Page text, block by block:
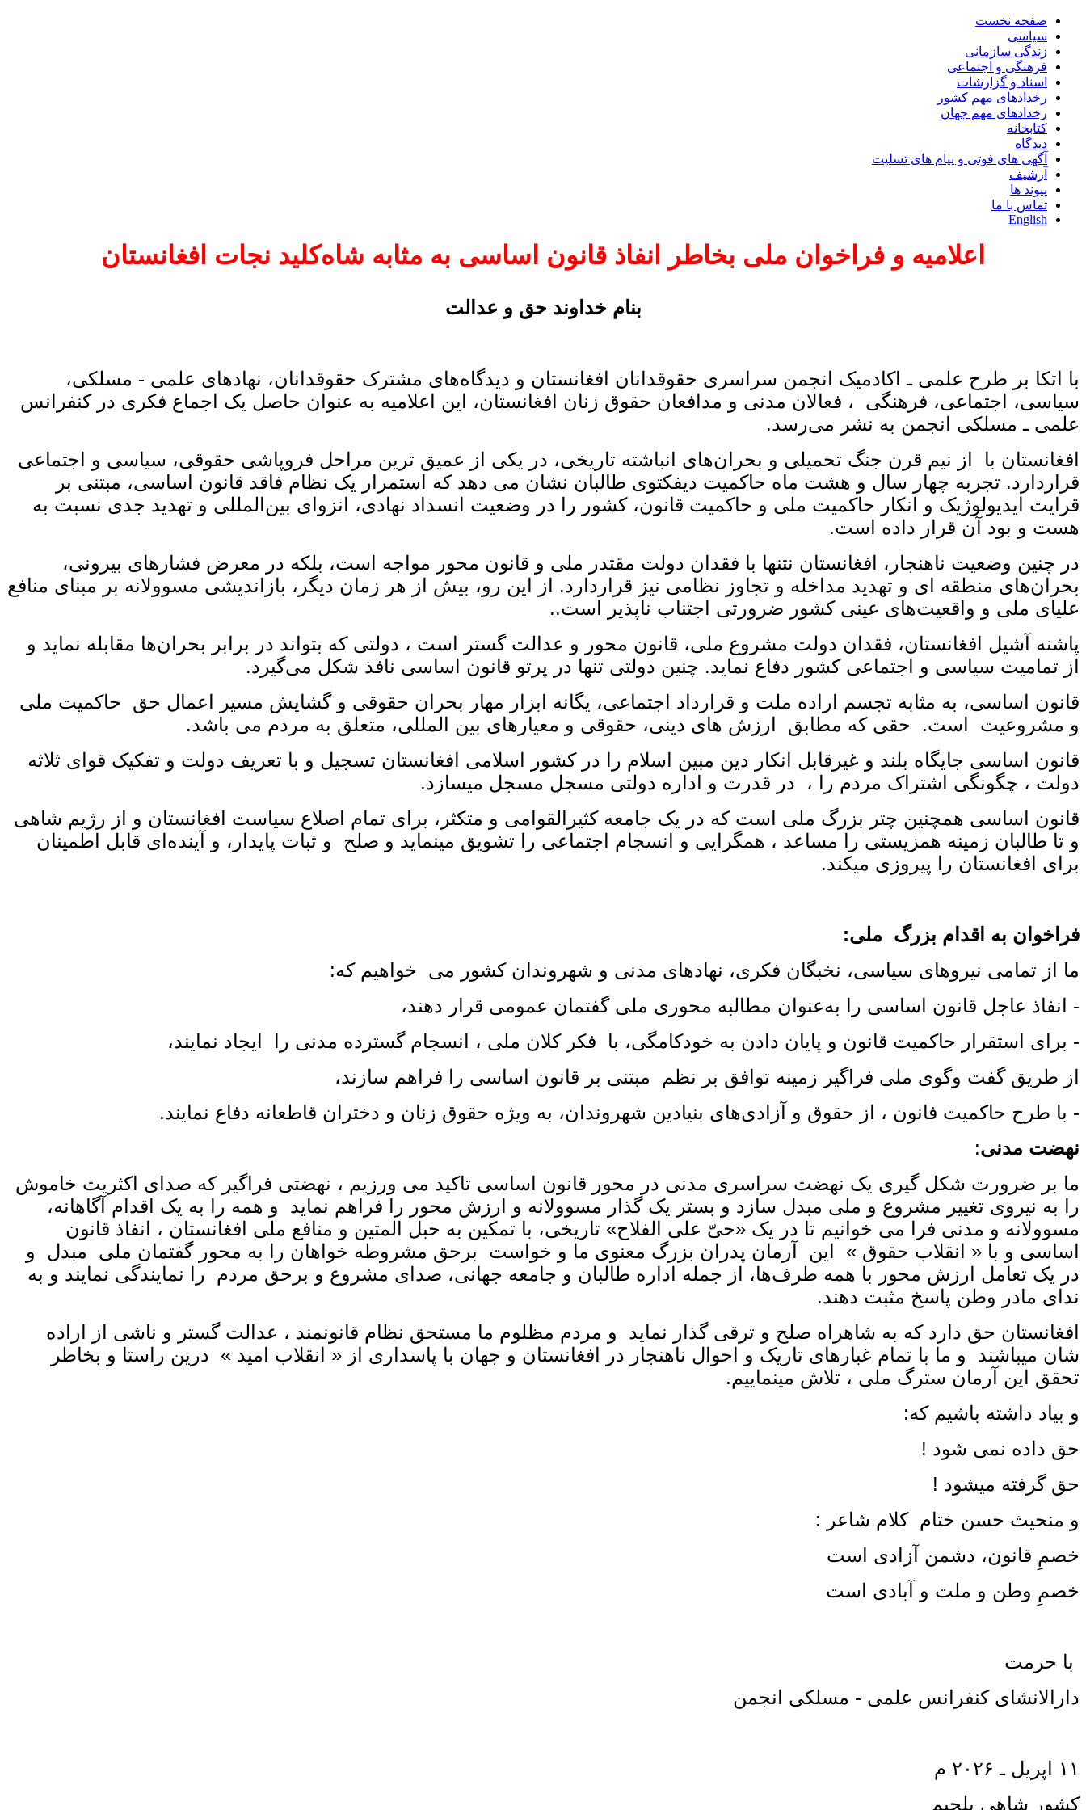
صفحه نخست
سیاسی
زندگی سازمانی
فرهنگی و اجتماعی
اسناد و گزارشات
رخدادهای مهم کشور
رخدادهای مهم جهان
کتابخانه
دیدگاه
آگهی های فوتی و پیام های تسلیت
آرشیف
پیوند ها
تماس با ما
English
اعلامیه و فراخوان ملی بخاطر انفاذ قانون اساسی به‌ مثابه شاه‌کلید نجات افغانستان
بنام خداوند حق و عدالت
با اتکا بر طرح علمی ـ اکادمیک انجمن سراسری حقوقدانان افغانستان و دیدگاه‌های مشترک حقوقدانان، نهادهای علمی - مسلکی،
سیاسی، اجتماعی، فرهنگی ، فعالان مدنی و مدافعان حقوق زنان افغانستان، این اعلامیه به‌ عنوان حاصل یک اجماع فکری در کنفرانس
علمی ـ مسلکی انجمن به نشر می‌رسد.
افغانستان با از نیم قرن جنگ تحمیلی و بحران‌های انباشته تاریخی، در یکی از عمیق‌ ترین مراحل فروپاشی حقوقی، سیاسی و اجتماعی
قراردارد. تجربه چهار سال و هشت ماه حاکمیت دیفکتوی طالبان نشان می‌ دهد که استمرار یک نظام فاقد قانون اساسی، مبتنی بر
قرایت ایدیولوژیک و انکار حاکمیت ملی و حاکمیت قانون، کشور را در وضعیت انسداد نهادی، انزوای بین‌المللی و تهدید جدی نسبت به
هست و بود آن قرار داده است.
در چنین وضعیت ناهنجار، افغانستان نتنها با فقدان دولت مقتدر ملی و قانون ‌محور مواجه است، بلکه در معرض فشارهای بیرونی،
بحران‌های منطقه ‌ای و تهدید مداخله و تجاوز نظامی نیز قراردارد. از این‌ رو، بیش از هر زمان دیگر، بازاندیشی مسوولانه بر مبنای منافع
علیای ملی و واقعیت‌های عینی کشور ضرورتی اجتناب‌ ناپذیر است..
پاشنه‌ آشیل افغانستان، فقدان دولت مشروع ملی، قانون ‌محور و عدالت‌ گستر است ، دولتی که بتواند در برابر بحران‌ها مقابله نماید و
از تمامیت سیاسی و اجتماعی کشور دفاع نماید. چنین دولتی تنها در پرتو قانون اساسی نافذ شکل می‌گیرد.
قانون اساسی، به‌ مثابه تجسم اراده ملت و قرارداد اجتماعی، یگانه ابزار مهار بحران حقوقی و گشایش مسیر اعمال حق حاکمیت ملی
و مشروعیت است. حقی که مطابق ارزش های دینی، حقوقی و معیارهای بین‌ المللی، متعلق به مردم می ‌باشد.
قانون اساسی جایگاه بلند و غیرقابل انکار دین مبین اسلام را در کشور اسلامی افغانستان تسجیل و با تعریف دولت و تفکیک قوای ثلاثه
دولت ، چگونگی اشتراک مردم را ، در قدرت و اداره دولتی مسجل مسجل میسازد.
قانون اساسی همچنین چتر بزرگ ملی است که در یک جامعه کثیرالقوامی و متکثر، برای تمام اصلاع سیاست افغانستان و از رژیم شاهی
و تا طالبان زمینه همزیستی را مساعد ، همگرایی و انسجام اجتماعی را تشویق مینماید و صلح و ثبات پایدار، و آینده‌ای قابل اطمینان
برای افغانستان را پیروزی میکند.
فراخوان به اقدام بزرگ ملی:
ما از تمامی نیروهای سیاسی، نخبگان فکری، نهادهای مدنی و شهروندان کشور می‌ خواهیم که:
- انفاذ عاجل قانون اساسی را به‌عنوان مطالبه محوری ملی گفتمان عمومی قرار دهند،
- برای استقرار حاکمیت قانون و پایان دادن به خودکامگی، با فکر کلان ملی ، انسجام گسترده مدنی را ایجاد نمایند،
از طریق گفت ‌وگوی ملی فراگیر زمینه توافق بر نظم مبتنی بر قانون اساسی را فراهم سازند،
- با طرح حاکمیت فانون ، از حقوق و آزادی‌های بنیادین شهروندان، به‌ ویژه حقوق زنان و دختران قاطعانه دفاع نمایند.
نهضت مدنی:
ما بر ضرورت شکل ‌گیری یک نهضت سراسری مدنی در محور قانون اساسی تاکید می ‌ورزیم ، نهضتی فراگیر که صدای اکثریت خاموش
را به نیروی تغییر مشروع و ملی مبدل سازد و بستر یک گذار مسوولانه و ارزش ‌محور را فراهم نماید و همه را به یک اقدام آگاهانه،
مسوولانه و مدنی فرا می‌ خوانیم تا در یک «حیّ علی الفلاح» تاریخی، با تمکین به حبل ‌المتین و منافع ملی افغانستان ، انفاذ قانون
اساسی و با « انقلاب حقوق » این آرمان پدران بزرگ معنوی ما و خواست برحق مشروطه خواهان را به محور گفتمان ملی مبدل و
در یک تعامل ارزش ‌محور با همه طرف‌ها، از جمله اداره طالبان و جامعه جهانی، صدای مشروع و برحق مردم را نمایندگی نمایند و به
ندای مادر وطن پاسخ مثبت دهند.
افغانستان حق دارد که به شاهراه صلح و ترقی گذار نماید و مردم مظلوم ما مستحق نظام قانونمند ، عدالت گستر و ناشی از اراده
شان میباشند و ما با تمام غبارهای تاریک و احوال ناهنجار در افغانستان و جهان با پاسداری از « انقلاب امید » درین راستا و بخاطر
تحقق این آرمان سترگ ملی ، تلاش مینماییم.
و بیاد داشته باشیم که:
حق داده نمی ‌شود !
حق گرفته میشود !
و منحیث حسن ختام کلام شاعر :
خصمِ قانون، دشمن آزادی است
خصمِ وطن و ملت و آبادی است
با حرمت
دارالانشای کنفرانس علمی - مسلکی انجمن
۱۱ اپریل ـ ۲۰۲۶ م
کشور شاهی بلجیم